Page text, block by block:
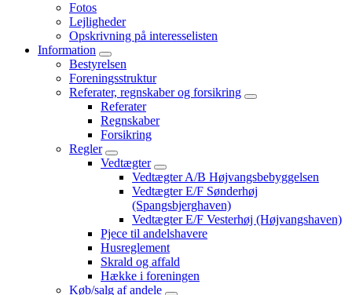
Fotos
Lejligheder
Opskrivning på interesselisten
Information
Bestyrelsen
Foreningsstruktur
Referater, regnskaber og forsikring
Referater
Regnskaber
Forsikring
Regler
Vedtægter
Vedtægter A/B Højvangsbebyggelsen
Vedtægter E/F Sønderhøj
(Spangsbjerghaven)
Vedtægter E/F Vesterhøj (Højvangshaven)
Pjece til andelshavere
Husreglement
Skrald og affald
Hække i foreningen
Køb/salg af andele